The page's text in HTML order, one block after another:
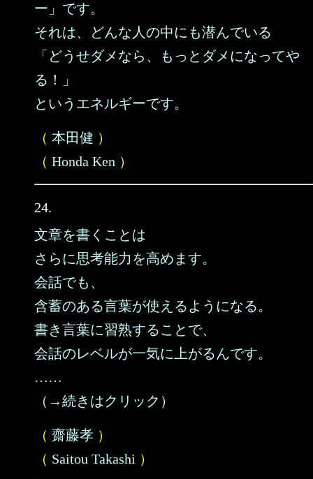
ー」です。
それは、どんな人の中にも潜んでいる
「どうせダメなら、もっとダメになってや
る！」
というエネルギーです。
（ 本田健 ）
（ Honda Ken ）
24.
文章を書くことは
さらに思考能力を高めます。
会話でも、
含蓄のある言葉が使えるようになる。
書き言葉に習熟することで、
会話のレベルが一気に上がるんです。
……
（→続きはクリック）
（ 齋藤孝 ）
（ Saitou Takashi ）